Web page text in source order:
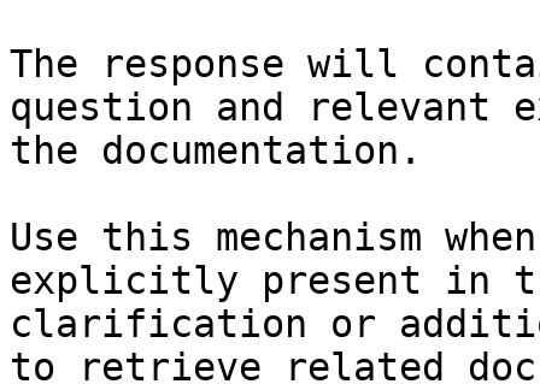
The response will
question and relevant
the documentation.
Use this mechanism
explicitly present in
clarification or